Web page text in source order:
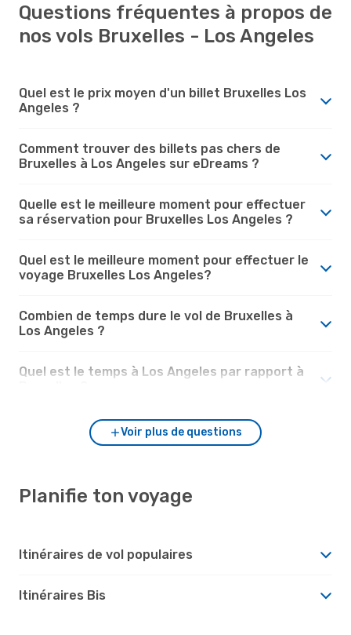
Questions fréquentes à propos de
nos vols Bruxelles - Los Angeles
Quel est le prix moyen d'un billet Bruxelles Los
Angeles ?
Comment trouver des billets pas chers de
Bruxelles à Los Angeles sur eDreams ?
Quelle est le meilleure moment pour effectuer
sa réservation pour Bruxelles Los Angeles ?
Quel est le meilleure moment pour effectuer le
voyage Bruxelles Los Angeles?
Combien de temps dure le vol de Bruxelles à
Los Angeles ?
Quel est le temps à Los Angeles par rapport à
Voir plus de questions
Planifie ton voyage
Itinéraires de vol populaires
Itinéraires Bis